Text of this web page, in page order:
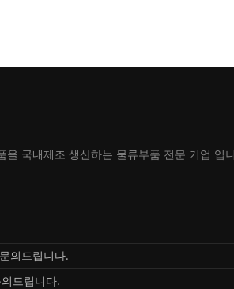
국내제조 생산하는 물류부품 전문 기업 입
의드립니다.
드립니다.